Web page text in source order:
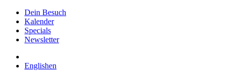
Dein Besuch
Kalender
Specials
Newsletter
Englishen